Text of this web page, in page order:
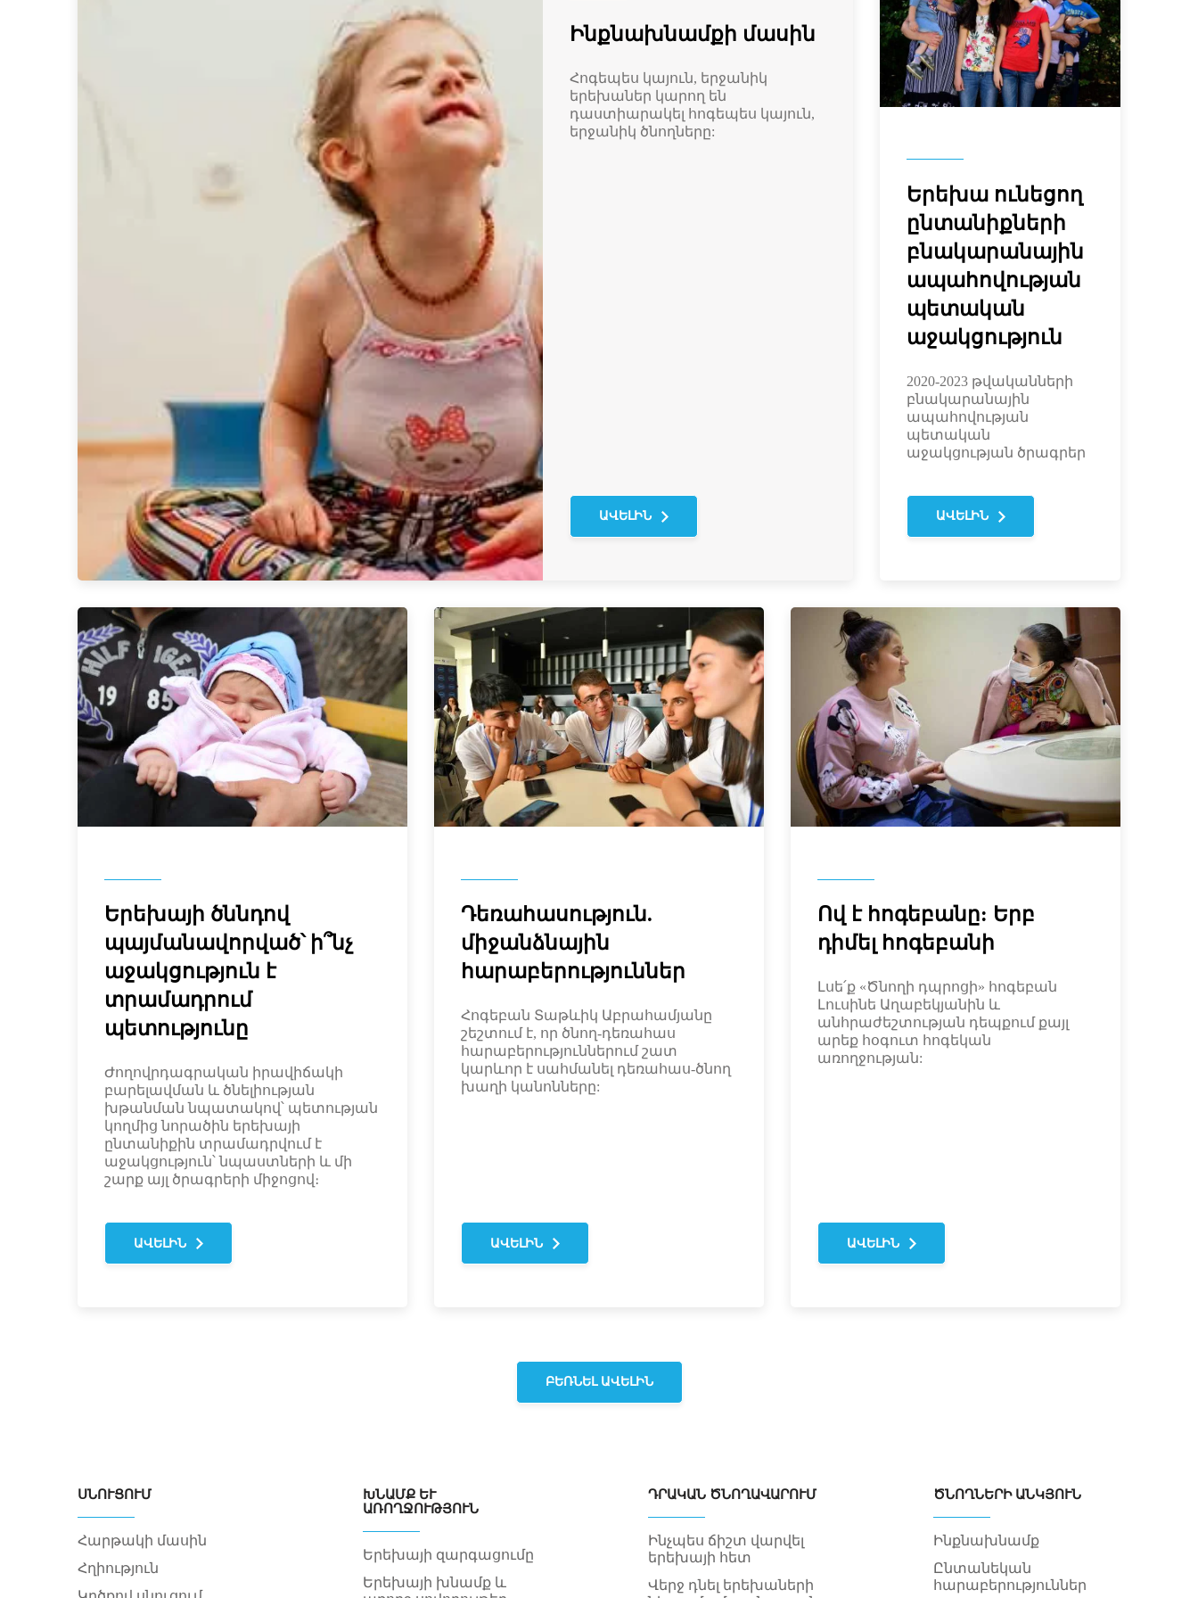
Ինքնախնամքի մասին
Հոգեպես կայուն, երջանիկ
երեխաներ կարող են
դաստիարակել հոգեպես կայուն,
երջանիկ ծնողները:
ԱՎԵԼԻՆ
Երեխա ունեցող
ընտանիքների
բնակարանային
ապահովության
պետական
աջակցություն
2020-2023 թվականների
բնակարանային
ապահովության
պետական
աջակցության ծրագրեր
ԱՎԵԼԻՆ
Երեխայի ծննդով
պայմանավորված՝ ի՞նչ
աջակցություն է
տրամադրում
պետությունը
Ժողովրդագրական իրավիճակի
բարելավման և ծնելիության
խթանման նպատակով՝ պետության
կողմից նորածին երեխայի
ընտանիքին տրամադրվում է
աջակցություն՝ նպաստների և մի
շարք այլ ծրագրերի միջոցով։
ԱՎԵԼԻՆ
Դեռահասություն.
միջանձնային
հարաբերություններ
Հոգեբան Տաթևիկ Աբրահամյանը
շեշտում է, որ ծնող-դեռահաս
հարաբերություններում շատ
կարևոր է սահմանել դեռահաս-ծնող
խաղի կանոնները:
ԱՎԵԼԻՆ
Ով է հոգեբանը: Երբ
դիմել հոգեբանի
Լսե՛ք «Ծնողի դպրոցի» հոգեբան
Լուսինե Աղաբեկյանին և
անհրաժեշտության դեպքում քայլ
արեք հօգուտ հոգեկան
առողջության:
ԱՎԵԼԻՆ
ԲԵՌՆԵԼ ԱՎԵԼԻՆ
ՍՆՈՒՑՈՒՄ
Հարթակի մասին
Հղիություն
ԽՆԱՄՔ ԵՒ Ա
ՌՈՂՋՈՒԹՅՈՒՆ
Երեխայի զարգացումը
Երեխայի խնամք և
ԴՐԱԿԱՆ ԾՆՈՂԱՎԱՐՈՒՄ
Ինչպես ճիշտ վարվել
երեխայի հետ
Վերջ դնել երեխաների
ԾՆՈՂՆԵՐԻ ԱՆԿՅՈՒՆ
Ինքնախնամք
Ընտանեկան
հարաբերություններ